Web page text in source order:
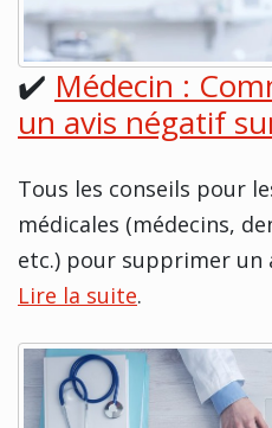
✔️ Médecin :
un avis négatif
Tous les conseils pour
médicales (médecins,
etc.) pour supprimer un
Lire la suite.